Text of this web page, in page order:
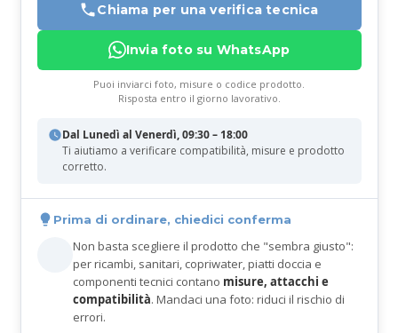
Chiama per una verifica tecnica
Invia foto su WhatsApp
Puoi inviarci foto, misure o codice prodotto.
Risposta entro il giorno lavorativo.
Dal Lunedì al Venerdì, 09:30 – 18:00
Ti aiutiamo a verificare compatibilità, misure e prodotto
corretto.
Prima di ordinare, chiedici conferma
Non basta scegliere il prodotto che "sembra giusto":
per ricambi, sanitari, copriwater, piatti doccia e
componenti tecnici contano misure, attacchi e
compatibilità. Mandaci una foto: riduci il rischio di
errori.